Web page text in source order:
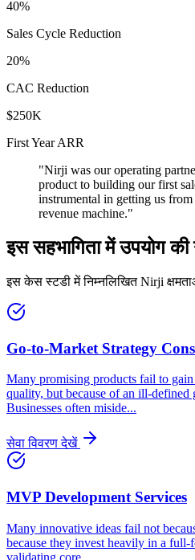
40%
Sales Cycle Reduction
20%
CAC Reduction
$250K
First Year ARR
"Nirji was our operating
product to building our first
instrumental in getting us from
revenue machine."
इस सहभागिता में उपयोग की
इस केस स्टडी में निम्नलिखित Nirji
Go-to-Market Strategy
Many promising products fail to
quality, but because of an ill-defined
Businesses often miside...
सेवा विवरण देखें
MVP Development Services
Many innovative ideas fail not
because they invest heavily in a
validating core...